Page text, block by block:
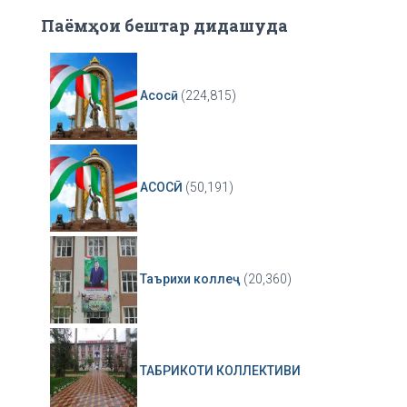
Паёмҳои бештар дидашуда
Асосӣ (224,815)
АСОСӢ (50,191)
Таърихи коллеҷ (20,360)
ТАБРИКОТИ КОЛЛЕКТИВИ